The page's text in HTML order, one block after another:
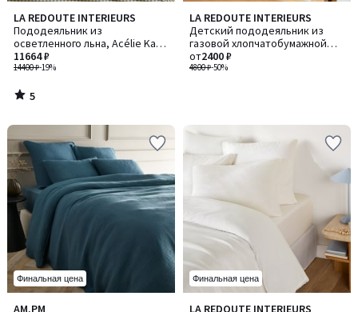
LA REDOUTE INTERIEURS
Пододеяльник из
осветленного льна, Acélie Kaki
/ Асели Каки
14400 ₽-19%
11664 ₽
5
/
5
5
/
LA REDOUTE INTERIEURS
Детский пододеяльник из
газовой хлопчатобумажной
ткани, с принтом "планеты",
DIEGO / ДИЕГО
4800 ₽-50%
от2400 ₽
Финальная цена
AM.PM
3,6
Финальная цена
LA REDOUTE INTERIEURS
3,2